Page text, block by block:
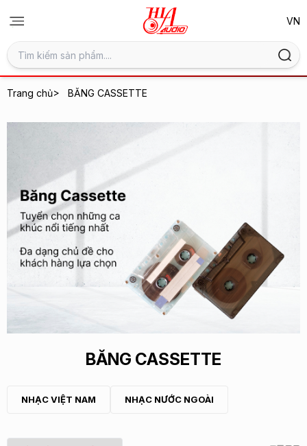
Trang chủ> BĂNG CASSETTE
BĂNG CASSETTE
NHẠC VIỆT NAM NHẠC NƯỚC NGOÀI